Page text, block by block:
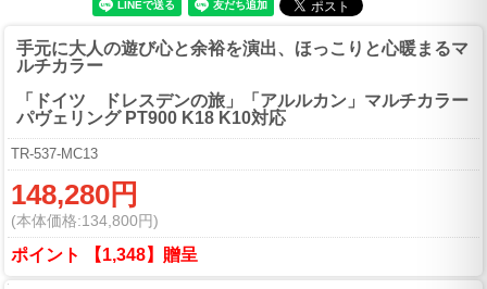
手元に大人の遊び心と余裕を演出、ほっこりと心暖まるマ
ルチカラー
「ドイツ ドレスデンの旅」「アルルカン」マルチカラー
パヴェリング PT900 K18 K10対応
TR-537-MC13
148,280円
(本体価格:134,800円)
ポイント 【1,348】贈呈